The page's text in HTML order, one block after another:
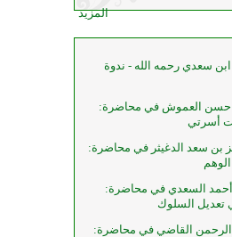
المزيد
ابن سعدي رحمه الله - ندوة
حسن العموش في محاضرة:
أسرتي
بن سعد الدغيثر في محاضرة:
أحمد السعدي في محاضرة:
تعديل السلوك
القاضي في محاضرة: